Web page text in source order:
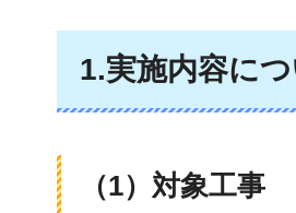
1.実施内容に
（1）対象工事